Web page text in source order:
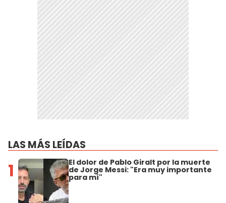
LAS MÁS LEÍDAS
1 El dolor de Pablo Giralt por la muerte
de Jorge Messi: "Era muy importante
para mí"